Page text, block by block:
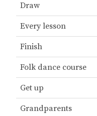
Draw
Every lesson
Finish
Folk dance course
Get up
Grandparents